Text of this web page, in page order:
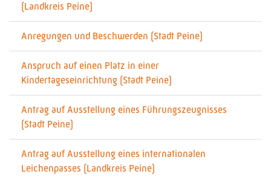
(Landkreis Peine)
Anregungen und Beschwerden (Stadt Peine)
Anspruch auf einen Platz in einer
Kindertageseinrichtung (Stadt Peine)
Antrag auf Ausstellung eines Führungszeugnisses
(Stadt Peine)
Antrag auf Ausstellung eines internationalen
Leichenpasses (Landkreis Peine)